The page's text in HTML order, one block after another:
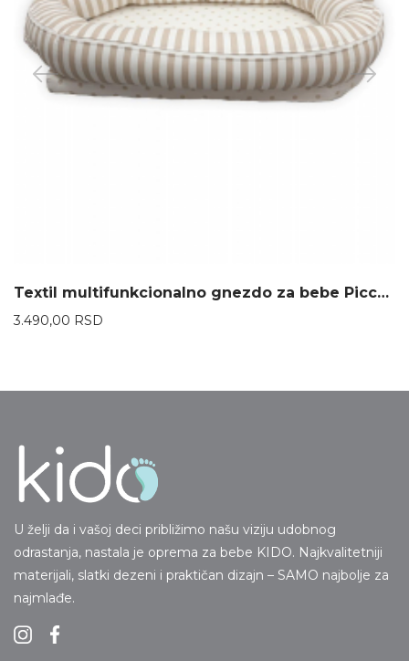
Textil multifunkcionalno gnezdo za bebe Piccolino – Bež
3.490,00 RSD
U želji da i vašoj deci približimo našu viziju udobnog
odrastanja, nastala je oprema za bebe KIDO. Najkvalitetniji
materijali, slatki dezeni i praktičan dizajn – SAMO najbolje za
najmlađe.